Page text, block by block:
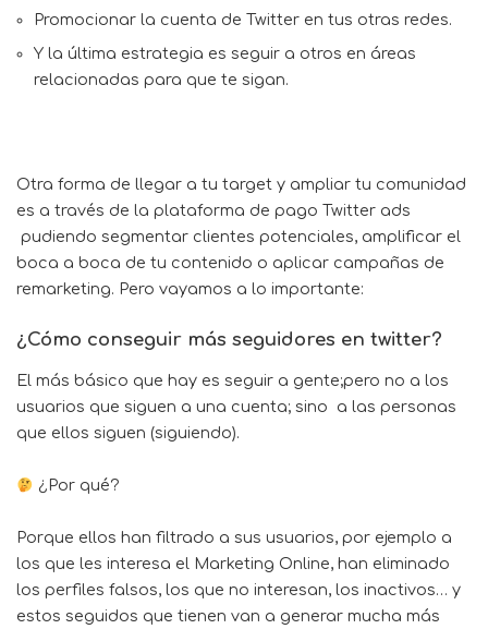
Promocionar la cuenta de Twitter en tus otras redes.
Y la última estrategia es seguir a otros en áreas
relacionadas para que te sigan.
Otra forma de llegar a tu target y ampliar tu comunidad
es a través de la plataforma de pago Twitter ads
pudiendo segmentar clientes potenciales, amplificar el
boca a boca de tu contenido o aplicar campañas de
remarketing. Pero vayamos a lo importante:
¿Cómo conseguir más seguidores en twitter?
El más básico que hay es seguir a gente;pero no a los
usuarios que siguen a una cuenta; sino a las personas
que ellos siguen (siguiendo).
¿Por qué?
Porque ellos han filtrado a sus usuarios, por ejemplo a
los que les interesa el Marketing Online, han eliminado
los perfiles falsos, los que no interesan, los inactivos… y
estos seguidos que tienen van a generar mucha más